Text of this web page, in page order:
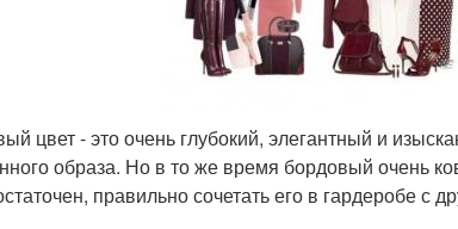
цвет - это очень глубокий, элегантный и
образа. Но в то же время бордовый очень
правильно сочетать его в гардеробе с